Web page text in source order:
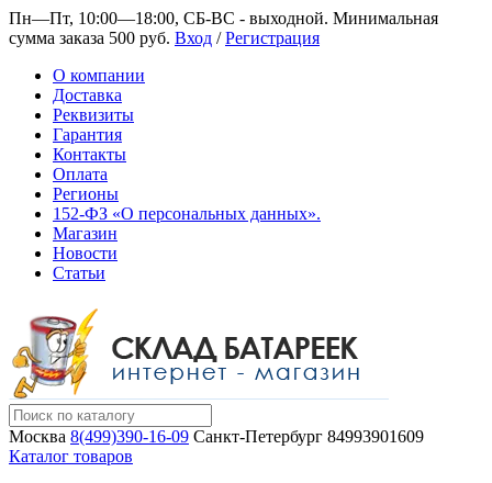
Пн—Пт, 10:00—18:00, СБ-ВС - выходной. Минимальная
сумма заказа 500 руб. Вход /Регистрация
О компании
Доставка
Реквизиты
Гарантия
Контакты
Оплата
Регионы
152-ФЗ «О персональных данных».
Магазин
Новости
Статьи
Москва 8(499)390-16-09 Санкт-Петербург 84993901609
Каталог товаров